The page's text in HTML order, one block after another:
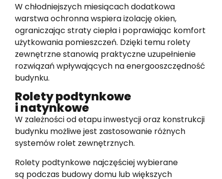
W chłodniejszych miesiącach dodatkowa
warstwa ochronna wspiera izolację okien,
ograniczając straty ciepła i poprawiając komfort
użytkowania pomieszczeń. Dzięki temu rolety
zewnętrzne stanowią praktyczne uzupełnienie
rozwiązań wpływających na energooszczędność
budynku.
Rolety podtynkowe
i natynkowe
W zależności od etapu inwestycji oraz konstrukcji
budynku możliwe jest zastosowanie różnych
systemów rolet zewnętrznych.
Rolety podtynkowe najczęściej wybierane
są podczas budowy domu lub większych